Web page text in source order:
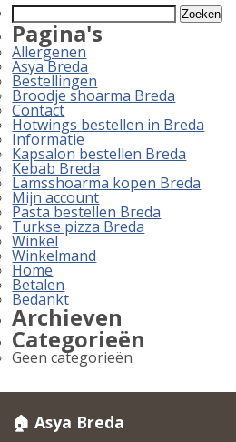
Zoeken
naar:
Pagina's
Allergenen
Asya Breda
Bestellingen
Broodje shoarma Breda
Contact
Hotwings bestellen in Breda
Informatie
Kapsalon bestellen Breda
Kebab Breda
Lamsshoarma kopen Breda
Mijn account
Pasta bestellen Breda
Turkse pizza Breda
Winkel
Winkelmand
Home
Betalen
Bedankt
Archieven
Categorieën
Geen categorieën
🏠 Asya Breda